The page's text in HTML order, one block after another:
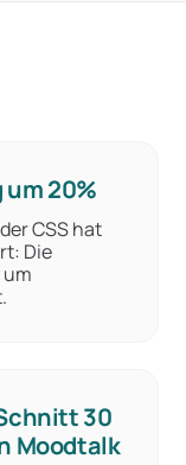
20%
CSS hat
Die
30
Moodtalk